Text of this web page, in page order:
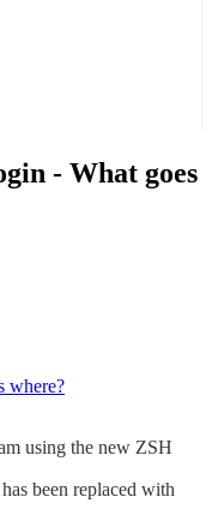
- What goes
where?
using the new ZSH
has been replaced with